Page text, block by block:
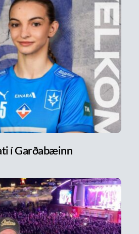
í Garðabæinn